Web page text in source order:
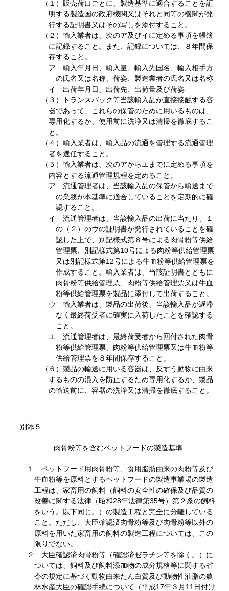
（１）販売荷口ごとに、製造基準に適合することを証
明する製造国の政府機関又はそれと同等の機関が発
行する証明書又はその写しを添付すること。
（２）輸入業者は、次のア及びイに定める事項を帳簿
に記録すること。また、記録については、８年間保
存すること。
ア 輸入年月日、輸入量、輸入先国名、輸入相手方
の氏名又は名称、荷姿、製造業者の氏名又は名称
イ 出荷年月日、出荷先、出荷量及び荷姿
（３）トランスバック等当該輸入品が直接接触する容
器であって、これらの保管のために用いるものは、
専用化するか、使用前に洗浄又は清掃を徹底するこ
と。
（４）輸入業者は、輸入品の流通を管理する流通管理
者を選任すること。
（５）輸入業者は、次のアからエまでに定める事項を
内容とする流通管理規程を定めること。
ア 流通管理者は、当該輸入品の保管から輸送まで
の業務が本基準に適合していることを定期的に確
認すること。
イ 流通管理者は、当該輸入品の出荷に当たり、１
の（２）のウの証明書が発行されていることを確
認した上で、別記様式第８号による肉骨粉等供給
管理票、別記様式第10号による肉粉等供給管理票
又は別記様式第12号による牛血粉等供給管理票を
作成すること。輸入業者は、当該証明書とともに
肉骨粉等供給管理票、肉粉等供給管理票又は牛血
粉等供給管理票を製品に添付して出荷すること。
ウ 輸入業者は、製品の出荷後、当該輸入品が遅滞
なく最終荷受者に確実に入荷したことを確認する
こと。
エ 流通管理者は、最終荷受者から回付された肉骨
粉等供給管理票、肉粉等供給管理票又は牛血粉等
供給管理票を８年間保存すること。
（６）製品の輸送に用いる容器は、反すう動物に由来
するものの混入を防止するため専用化するか、製品
の輸送前に、容器の洗浄又は清掃を徹底すること。
別添５
肉骨粉等を含むペットフードの製造基準
１ ペットフード用肉骨粉等、食用脂肪由来の肉粉等及び
牛血粉等を原料とするペットフードの製造事業場の製造
工程は、家畜用の飼料（飼料の安全性の確保及び品質の
改善に関する法律（昭和28年法律第35号）第２条の飼料
をいう。以下同じ。）の製造工程と完全に分離している
こと。ただし、大臣確認済肉骨粉等及び肉骨粉等以外の
原料を用いた家畜用の飼料の製造工程については、この
限りでない。
２ 大臣確認済肉骨粉等（確認済ゼラチン等を除く。）に
ついては、飼料及び飼料添加物の成分規格等に関する省
令の規定に基づく動物由来たん白質及び動物性油脂の農
林水産大臣の確認手続について（平成17年３月11日付け